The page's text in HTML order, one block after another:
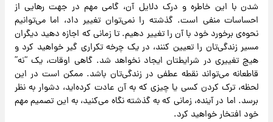
شدن با این خاطره و درک دلایل آن، گامی مهم در جهت رهایی از
احساسات منفی است. گذشته را نمی‌توان تغییر داد، اما می‌توانیم
نحوه‌ی برخورد خود با آن را تغییر دهیم. تا زمانی که اجازه دهید دیگران
مسیر زندگی‌تان را تعیین کنند، در یک چرخه تکراری گیر خواهید کرد و
هیچ تغییری در شرایطتان ایجاد نخواهد شد. گاهی اوقات، یک “نه”
قاطعانه می‌تواند نقطه عطفی در زندگی‌تان باشد. ممکن است در این
لحظه، ترک کردن کسی یا چیزی که به آن عادت کرده‌اید، دشوار به نظر
برسد. اما در آینده، زمانی که به گذشته نگاه می‌کنید، به این تصمیم مهم
خود افتخار خواهید کرد.